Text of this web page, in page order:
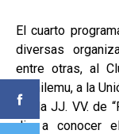
El cuarto
diversas
entre otras, al
Pichilemu, a la
y a la JJ. VV. de
dio a conocer